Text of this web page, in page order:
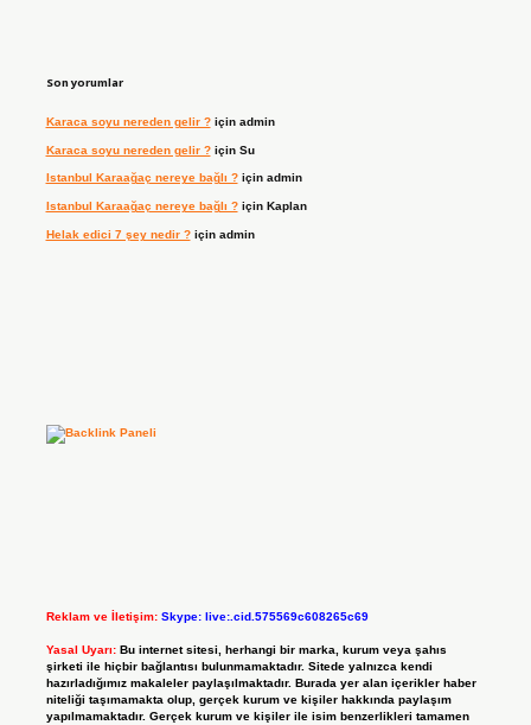
Son yorumlar
Karaca soyu nereden gelir ?için admin
Karaca soyu nereden gelir ?için Su
Istanbul Karaağaç nereye bağlı ?için admin
Istanbul Karaağaç nereye bağlı ?için Kaplan
Helak edici 7 şey nedir ?için admin
Reklam ve İletişim: Skype: live:.cid.575569c608265c69
Yasal Uyarı: Bu internet sitesi, herhangi bir marka, kurum veya şahıs
şirketi ile hiçbir bağlantısı bulunmamaktadır. Sitede yalnızca kendi
hazırladığımız makaleler paylaşılmaktadır. Burada yer alan içerikler haber
niteliği taşımamakta olup, gerçek kurum ve kişiler hakkında paylaşım
yapılmamaktadır. Gerçek kurum ve kişiler ile isim benzerlikleri tamamen